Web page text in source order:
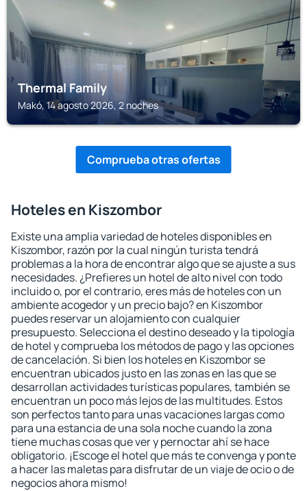
Thermal Family
Makó, 14 agosto 2026, 2 noches
Comprueba otras ofertas
Hoteles en Kiszombor
Existe una amplia variedad de hoteles disponibles en
Kiszombor, razón por la cual ningún turista tendrá
problemas a la hora de encontrar algo que se ajuste a sus
necesidades. ¿Prefieres un hotel de alto nivel con todo
incluido o, por el contrario, eres más de hoteles con un
ambiente acogedor y un precio bajo? en Kiszombor
puedes reservar un alojamiento con cualquier
presupuesto. Selecciona el destino deseado y la tipología
de hotel y comprueba los métodos de pago y las opciones
de cancelación. Si bien los hoteles en Kiszombor se
encuentran ubicados justo en las zonas en las que se
desarrollan actividades turísticas populares, también se
encuentran un poco más lejos de las multitudes. Estos
son perfectos tanto para unas vacaciones largas como
para una estancia de una sola noche cuando la zona
tiene muchas cosas que ver y pernoctar ahí se hace
obligatorio. ¡Escoge el hotel que más te convenga y ponte
a hacer las maletas para disfrutar de un viaje de ocio o de
negocios ahora mismo!